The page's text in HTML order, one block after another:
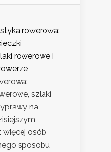
rowerowa:
rowerowe i
szlaki
na
więcej osób
sposobu